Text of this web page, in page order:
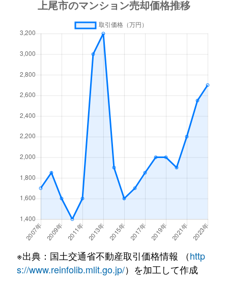
2,700万円 上尾
7,000万円
宮本町
4,400万円
※出典：国土交通省不動産取引価格情報 （http
s://www.reinfolib.mlit.go.jp/）を加工して作成